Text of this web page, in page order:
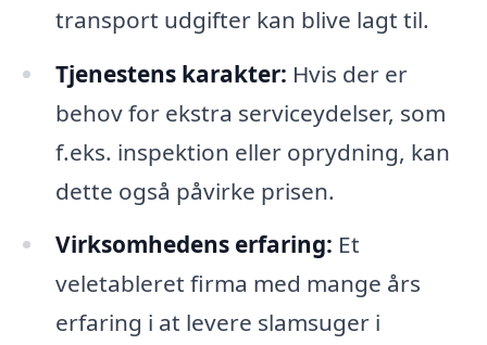
transport udgifter kan blive lagt til.
Tjenestens karakter: Hvis der er
behov for ekstra serviceydelser, som
f.eks. inspektion eller oprydning, kan
dette også påvirke prisen.
Virksomhedens erfaring: Et
veletableret firma med mange års
erfaring i at levere slamsuger i